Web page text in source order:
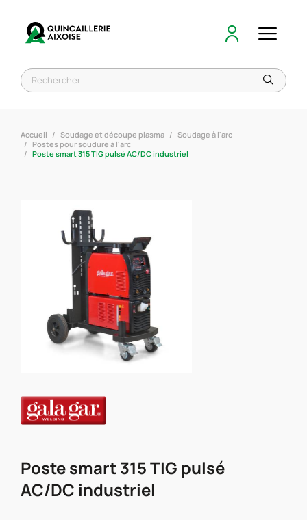
Accueil Soudage et découpe plasma
Soudage à l'arc
Postes pour soudure à l'arc
Poste smart 315 TIG pulsé AC/DC industriel
Poste smart 315 TIG pulsé
AC/DC industriel